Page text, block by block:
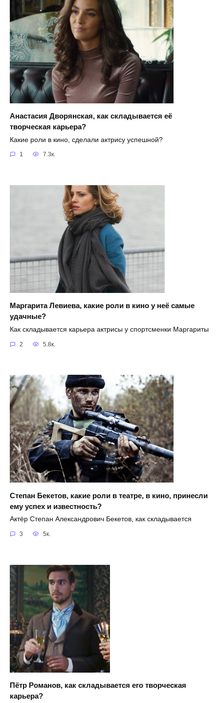
Анастасия Дворянская, как складывается её
творческая карьера?
Какие роли в кино, сделали актрису успешной?
1 7.3к.
Маргарита Левиева, какие роли в кино у неё самые
удачные?
Как складывается карьера актрисы у спортсменки Маргариты
2 5.8к.
Степан Бекетов, какие роли в театре, в кино, принесли
ему успех и известность?
Актёр Степан Александрович Бекетов, как складывается
3 5к.
Пётр Романов, как складывается его творческая
карьера?